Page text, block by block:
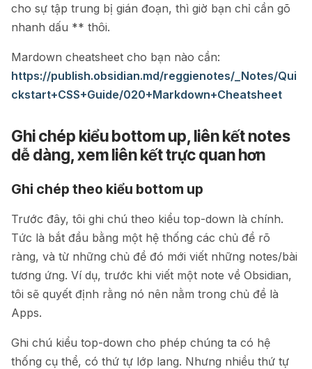
cho sự tập trung bị gián đoạn, thì giờ bạn chỉ cần gõ
nhanh dấu ** thôi.
Mardown cheatsheet cho bạn nào cần:
https://publish.obsidian.md/reggienotes/_Notes/Qui
ckstart+CSS+Guide/020+Markdown+Cheatsheet
Ghi chép kiểu bottom up, liên kết notes
dễ dàng, xem liên kết trực quan hơn
Ghi chép theo kiểu bottom up
Trước đây, tôi ghi chú theo kiểu top-down là chính.
Tức là bắt đầu bằng một hệ thống các chủ đề rõ
ràng, và từ những chủ đề đó mới viết những notes/bài
tương ứng. Ví dụ, trước khi viết một note về Obsidian,
tôi sẽ quyết định rằng nó nên nằm trong chủ đề là
Apps.
Ghi chú kiểu top-down cho phép chúng ta có hệ
thống cụ thể, có thứ tự lớp lang. Nhưng nhiều thứ tự